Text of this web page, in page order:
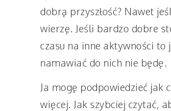
dobrą przyszłość? Nawet
wierzę. Jeśli bardzo dobre
czasu na inne aktywności
namawiać do nich nie będę.
Ja mogę podpowiedzieć jak
więcej. Jak szybciej czytać,